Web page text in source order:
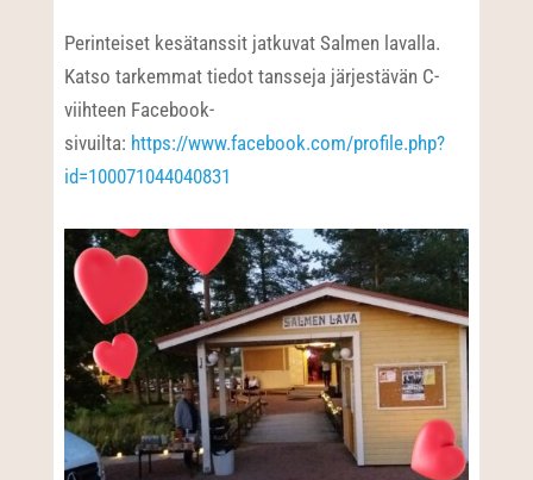
Perinteiset kesätanssit jatkuvat Salmen lavalla.
Katso tarkemmat tiedot tansseja järjestävän C-
viihteen Facebook-
sivuilta: https://www.facebook.com/profile.php?
id=100071044040831